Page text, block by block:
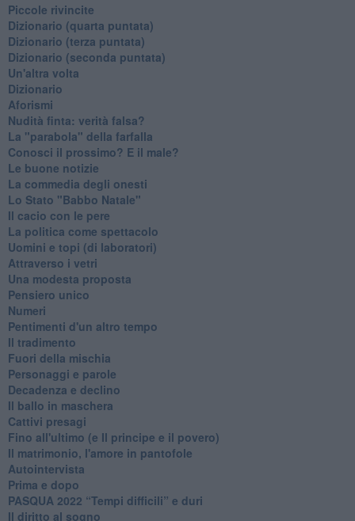
Piccole rivincite
​Dizionario (quarta puntata)
​Dizionario (terza puntata)
​Dizionario (seconda puntata)
Un'altra volta
Dizionario
Aforismi
Nudità finta: verità falsa?
La "parabola" della farfalla
Conosci il prossimo? E il male?
Le buone notizie
La commedia degli onesti
Lo Stato "Babbo Natale"
Il cacio con le pere
La politica come spettacolo
Uomini e topi (di laboratori)
Attraverso i vetri
Una modesta proposta
Pensiero unico
Numeri
Pentimenti d'un altro tempo
Il tradimento
Fuori della mischia
Personaggi e parole
Decadenza e declino
Il ballo in maschera
Cattivi presagi
Fino all'ultimo (e Il principe e il povero)
Il matrimonio, l'amore in pantofole
Autointervista
Prima e dopo
​PASQUA 2022 “Tempi difficili” e duri
Il diritto al sogno